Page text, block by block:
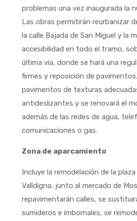
problemas una vez inaugurada la
Las obras permitirán reurbanizar
la calle Bajada de San Miguel y la
accesibilidad en todo el tramo,
última vía, donde se hará una
firmes y reposición de
pavimentos de texturas
antideslizantes y se renovará el
además de las redes de agua,
comunicaciones o gas.
Zona de aparcamiento
Incluye la remodelación de la
Valldigna, junto al mercado de
repavimentarán calles, se
sumideros e imbornales, se